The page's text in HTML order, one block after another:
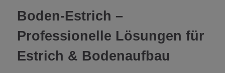
Boden-Estrich –
Professionelle Lösungen für
Estrich & Bodenaufbau